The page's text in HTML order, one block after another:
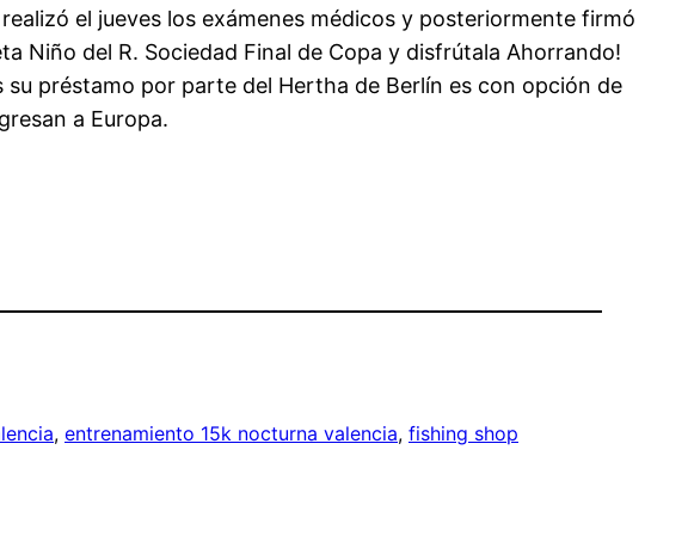
el jueves los exámenes médicos y posteriormente firmó
Niño del R. Sociedad Final de Copa y disfrútala Ahorrando!
préstamo por parte del Hertha de Berlín es con opción de
a Europa.
, entrenamiento 15k nocturna valencia, fishing shop